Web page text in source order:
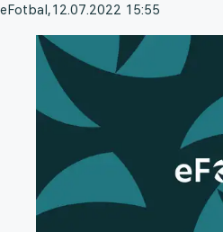
eFotbal,12.07.2022 15:55